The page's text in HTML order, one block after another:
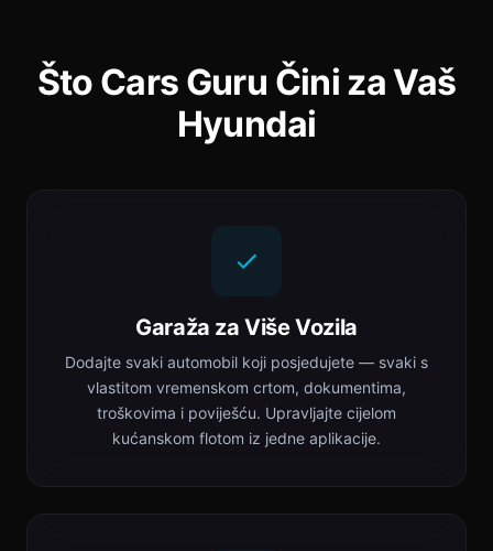
Što Cars Guru Čini za Vaš
Hyundai
Garaža za Više Vozila
Dodajte svaki automobil koji posjedujete — svaki s
vlastitom vremenskom crtom, dokumentima,
troškovima i poviješću. Upravljajte cijelom
kućanskom flotom iz jedne aplikacije.